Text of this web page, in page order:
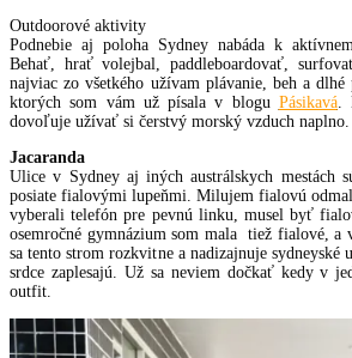
Outdoorové aktivity
Podnebie aj poloha Sydney nabáda k
Behať, hrať volejbal, paddleboardovať,
najviac zo všetkého užívam plávanie, beh a
ktorých som vám už písala v blogu Pásikavá.
dovoľuje užívať si čerstvý morský vzduch naplno.
Jacaranda
Ulice v Sydney aj iných austrálskych mestách
posiate fialovými lupeňmi. Milujem fialovú
vyberali telefón pre pevnú linku, musel byť
osemročné gymnázium som mala tiež fialové,
sa tento strom rozkvitne a nadizajnuje
srdce zaplesajú. Už sa neviem dočkať kedy v
outfit.